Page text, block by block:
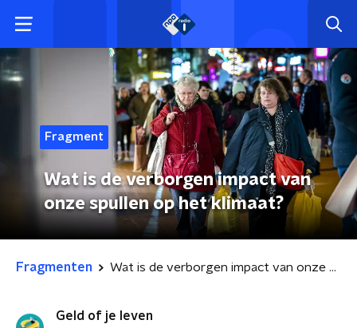
Fragment
Wat is de verborgen impact van
onze spullen op het klimaat?
Fragmenten Wat is de verborgen impact van onze spullen op het klimaat?
Geld of je leven